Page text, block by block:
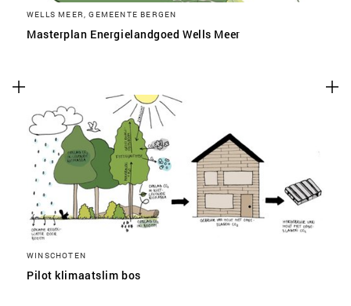
WELLS MEER, GEMEENTE BERGEN
Masterplan Energielandgoed Wells Meer
WINSCHOTEN
Pilot klimaatslim bos